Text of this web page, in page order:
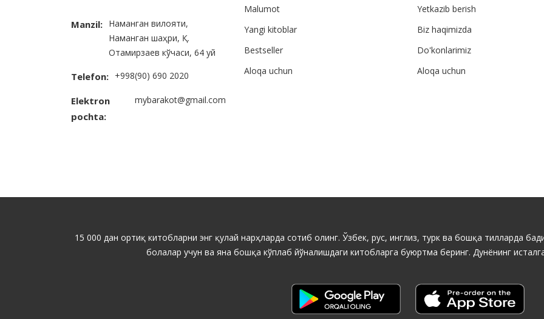
Manzil: Наманган вилояти,
Наманган шаҳри, Қ.
Отамирзаев кўчаси, 64 уй
Telefon: +998(90) 690 2020
Elektron
pochta:
mybarakot@gmail.com
Malumot
Yangi kitoblar
Bestseller
Aloqa uchun
Yetkazib berish
Biz haqimizda
Do'konlarimiz
Aloqa uchun
15 000 дан ортиқ китобларни энг қулай нарҳларда сотиб олинг. Ўзбек, рус, инглиз, турк ва бошқа тилларда
болалар учун ва яна бошқа кўплаб йўналишдаги китобларга буюртма беринг. Дунёнинг